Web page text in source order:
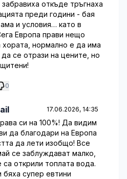
откъде тръгнаха
преди години - бая
и условия… като в
Европа прави нещо
хората, нормално е да има
се отрази на цените, но
0
17.06.2026, 14:35
си на 100%! Да видим
да благодари на Европа
да лети изобщо! Все
се заблуждават малко,
са открили топлата вода.
супер евтини